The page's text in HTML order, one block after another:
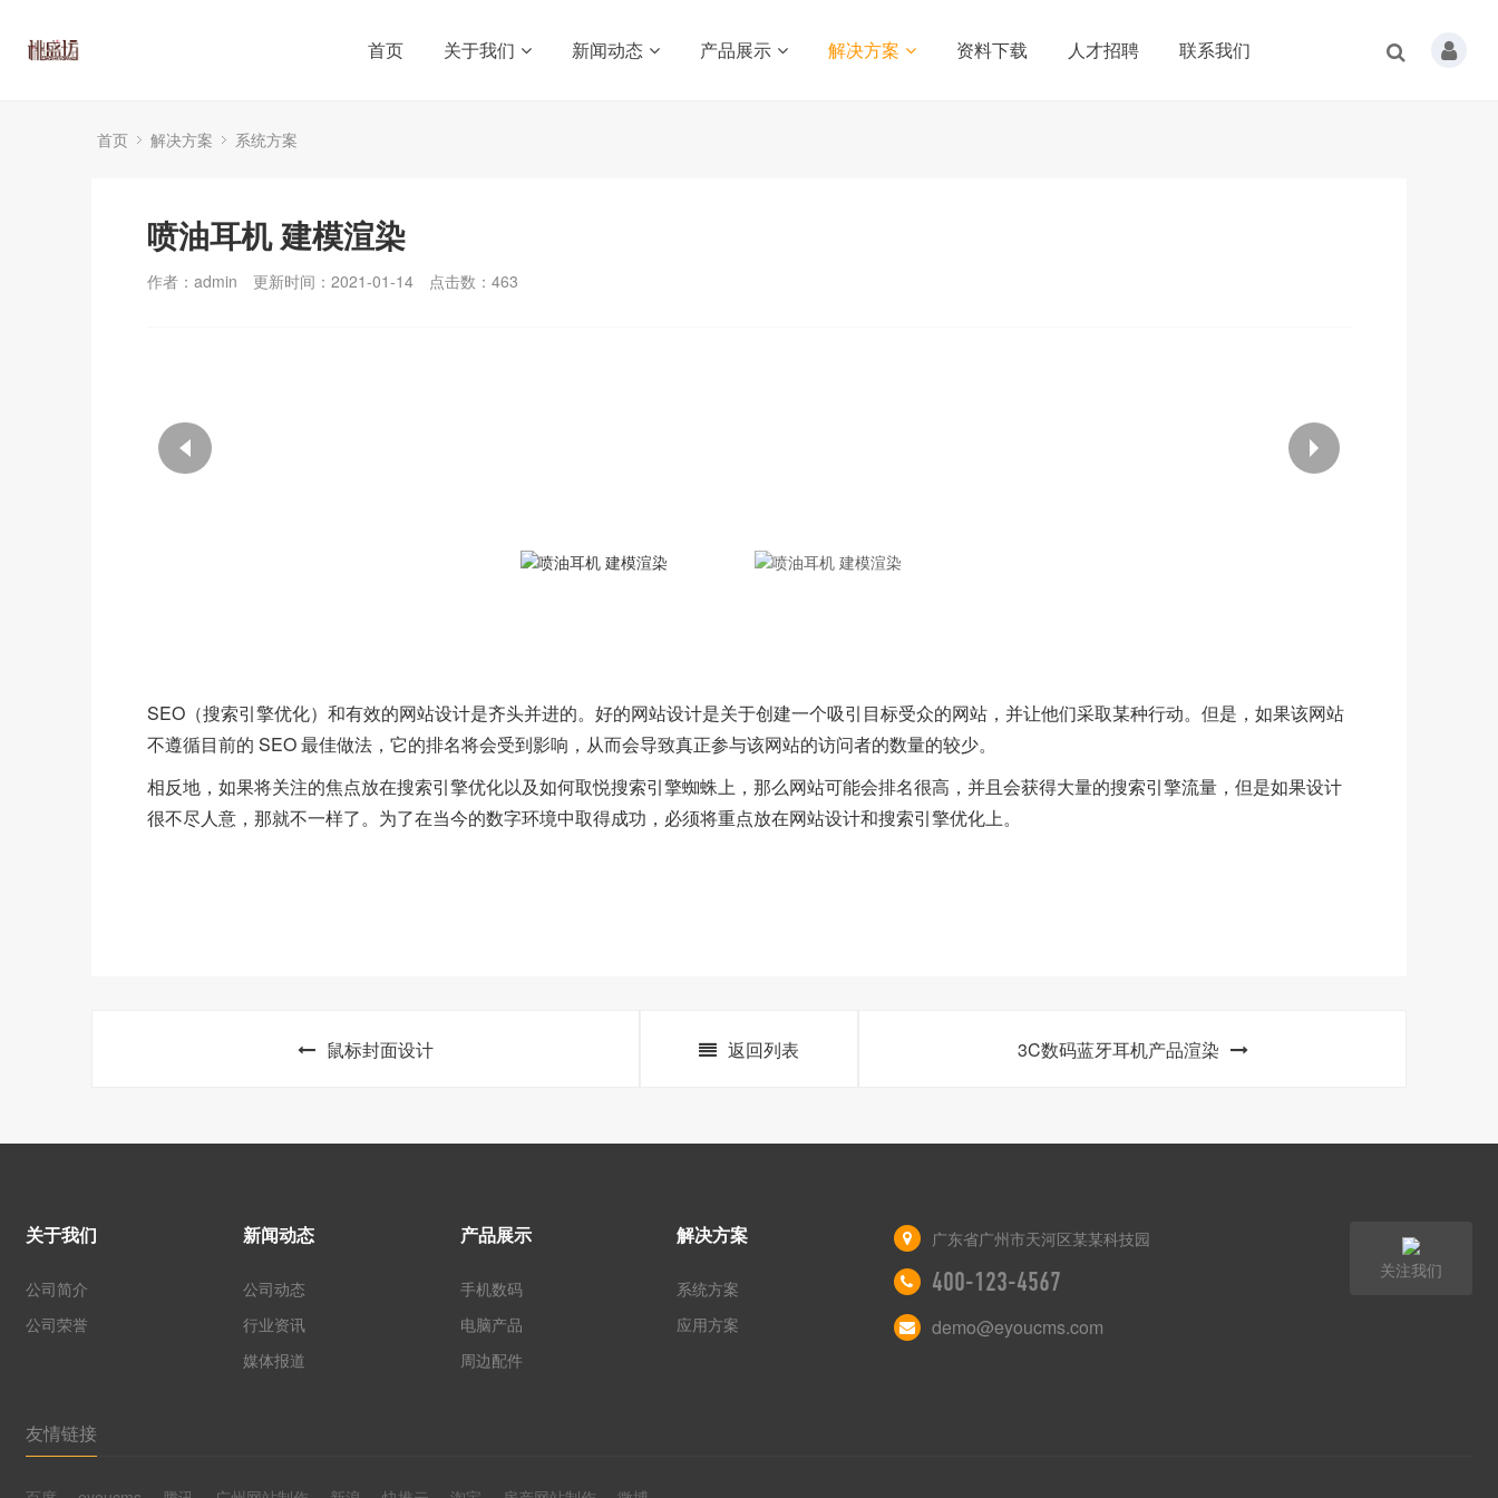
首页 关于我们 新闻动态 产品展示 解决方案 资料下载 人才招聘 联系我们
首页 解决方案 系统方案
喷油耳机 建模渲染
作者：admin 更新时间：2021-01-14 点击数： 463
SEO（搜索引擎优化）和有效的网站设计是齐头并进的。好的网站设计是关于创建一个吸引目标受众的网站，并让他们采取某种行动。但是，如果该网站
不遵循目前的 SEO 最佳做法，它的排名将会受到影响，从而会导致真正参与该网站的访问者的数量的较少。
相反地，如果将关注的焦点放在搜索引擎优化以及如何取悦搜索引擎蜘蛛上，那么网站可能会排名很高，并且会获得大量的搜索引擎流量，但是如果设计
很不尽人意，那就不一样了。为了在当今的数字环境中取得成功，必须将重点放在网站设计和搜索引擎优化上。
鼠标封面设计 返回列表 3C数码蓝牙耳机产品渲染
关于我们
公司简介
公司荣誉
新闻动态
公司动态
行业资讯
媒体报道
产品展示
手机数码
电脑产品
周边配件
解决方案
系统方案
应用方案
广东省广州市天河区某某科技园
400-123-4567
demo@eyoucms.com
关注我们
友情链接